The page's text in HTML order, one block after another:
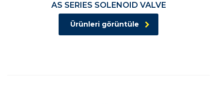
AS SERIES SOLENOID VALVE
Ürünleri görüntüle